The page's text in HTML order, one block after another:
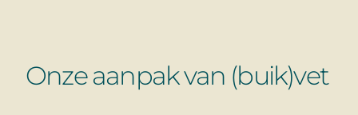
Onze aanpak van (buik)vet